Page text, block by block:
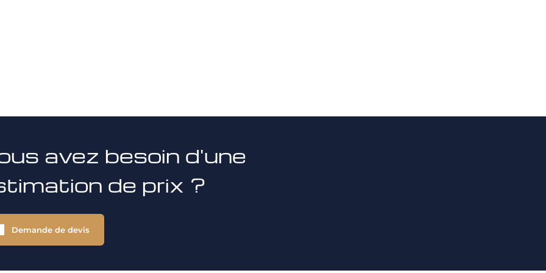
avez besoin d'une
de prix ?
Demande de devis